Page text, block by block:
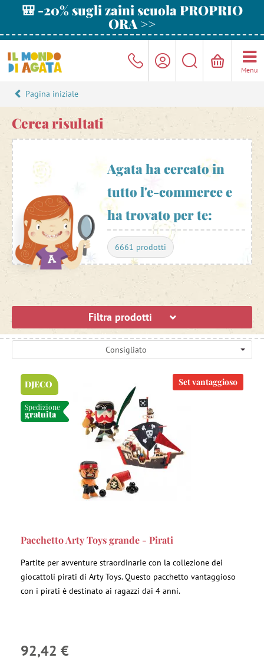
🎒 -20% sugli zaini scuola PROPRIO
ORA >>
Menu
Pagina iniziale
Cerca risultati
Agata ha cercato in
tutto l'e-commerce e
ha trovato per te:
6661 prodotti
Filtra prodotti
Consigliato
DJECO
Spedizione
gratuita
Set vantaggioso
Pacchetto Arty Toys grande - Pirati
Partite per avventure straordinarie con la collezione dei
giocattoli pirati di Arty Toys. Questo pacchetto vantaggioso
con i pirati è destinato ai ragazzi dai 4 anni.
92,42 €